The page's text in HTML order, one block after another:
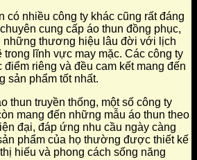
có nhiều công ty khác cũng rất đáng
cung cấp áo thun đồng phục,
những thương hiệu lâu đời với lịch
trong lĩnh vực may mặc. Các công ty
riêng và đều cam kết mang đến
sản phẩm tốt nhất.
thun truyền thống, một số công ty
mang đến những mẫu áo thun theo
đại, đáp ứng nhu cầu ngày càng
phẩm của họ thường được thiết kế
hiếu và phong cách sống năng